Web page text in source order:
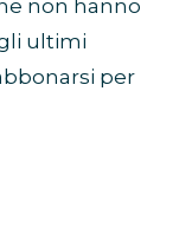
non hanno
ultimi
per